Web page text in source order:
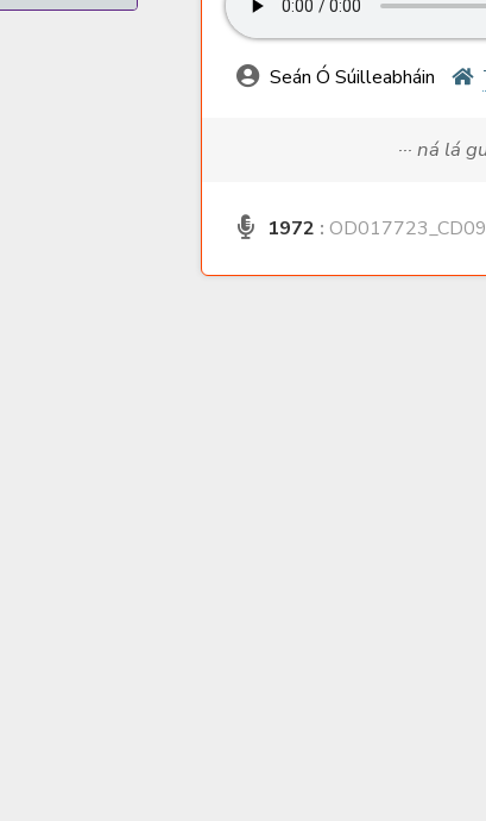
Seán Ó Súilleabháin
··· ná lá
1972 :